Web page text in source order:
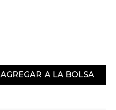
AGREGAR